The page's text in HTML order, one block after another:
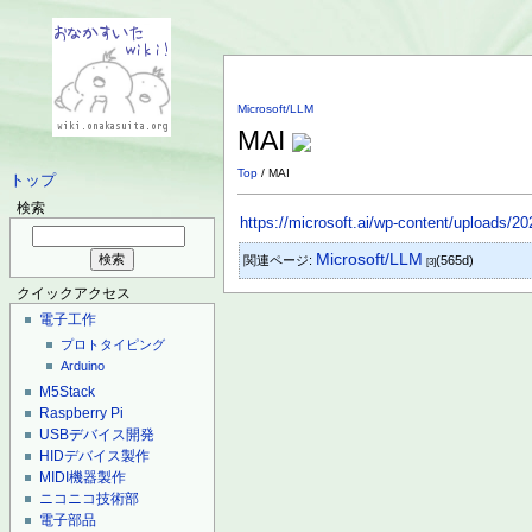
トップ
検索
クイックアクセス
電子工作
プロトタイピング
Arduino
M5Stack
Raspberry Pi
USBデバイス開発
HIDデバイス製作
MIDI機器製作
ニコニコ技術部
電子部品
Microsoft/LLM
MAI
Top / MAI
https://microsoft.ai/wp-content/uploads/
関連ページ: Microsoft/LLM [3](565d)